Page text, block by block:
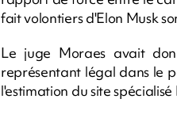
fait volontiers d'Elon Musk
Le juge Moraes avait
représentant légal dans le
l'estimation du site